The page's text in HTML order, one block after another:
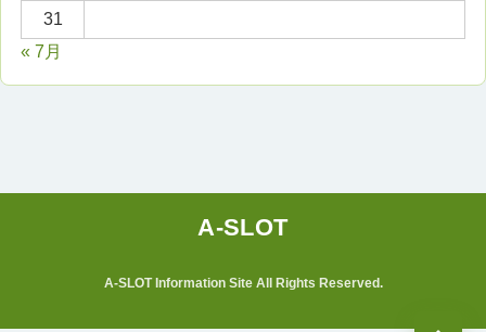
31
« 7月
A-SLOT Information Site All Rights Reserved.